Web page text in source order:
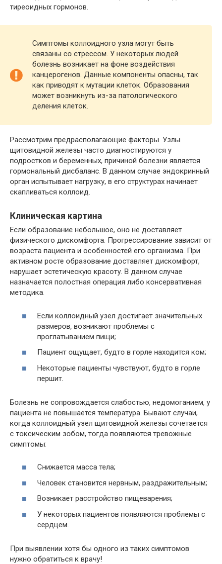
тиреоидных гормонов.
Симптомы коллоидного узла могут быть
связаны со стрессом. У некоторых людей
болезнь возникает на фоне воздействия
канцерогенов. Данные компоненты опасны, так
как приводят к мутации клеток. Образования
может возникнуть из-за патологического
деления клеток.
Рассмотрим предрасполагающие факторы. Узлы
щитовидной железы часто диагностируются у
подростков и беременных, причиной болезни является
гормональный дисбаланс. В данном случае эндокринный
орган испытывает нагрузку, в его структурах начинает
скапливаться коллоид.
Клиническая картина
Если образование небольшое, оно не доставляет
физического дискомфорта. Прогрессирование зависит от
возраста пациента и особенностей его организма. При
активном росте образование доставляет дискомфорт,
нарушает эстетическую красоту. В данном случае
назначается полостная операция либо консервативная
методика.
Если коллоидный узел достигает значительных
размеров, возникают проблемы с
проглатыванием пищи;
Пациент ощущает, будто в горле находится ком;
Некоторые пациенты чувствуют, будто в горле
першит.
Болезнь не сопровождается слабостью, недомоганием, у
пациента не повышается температура. Бывают случаи,
когда коллоидный узел щитовидной железы сочетается
с токсическим зобом, тогда появляются тревожные
симптомы:
Снижается масса тела;
Человек становится нервным, раздражительным;
Возникает расстройство пищеварения;
У некоторых пациентов появляются проблемы с
сердцем.
При выявлении хотя бы одного из таких симптомов
нужно обратиться к врачу!